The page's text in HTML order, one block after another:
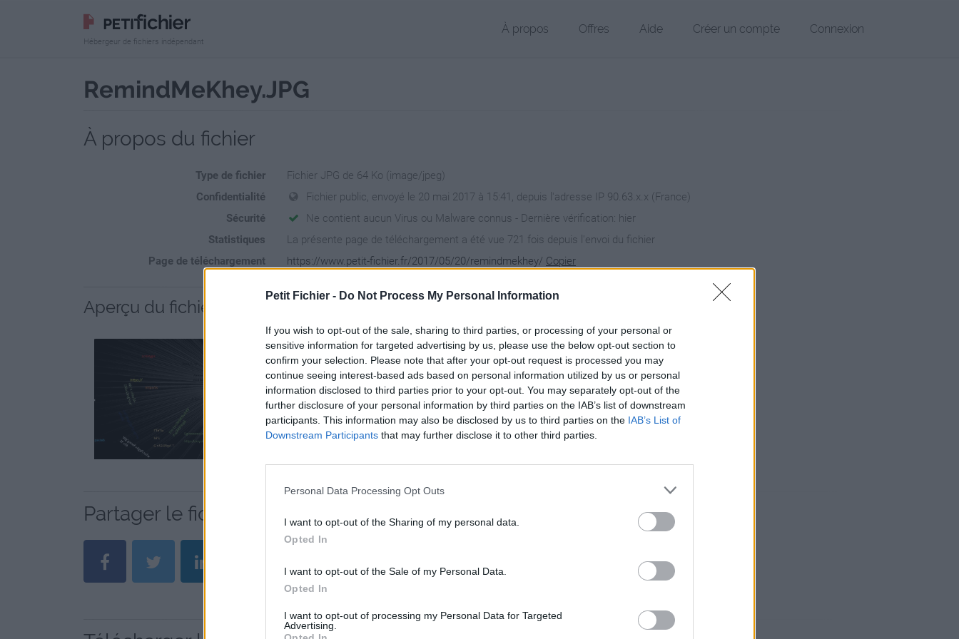
Petit Fichier - Do Not Process My Personal Information
If you wish to opt-out of the sale, sharing to third parties, or processing of your personal or
sensitive information for targeted advertising by us, please use the below opt-out section to
confirm your selection. Please note that after your opt-out request is processed you may
continue seeing interest-based ads based on personal information utilized by us or personal
information disclosed to third parties prior to your opt-out. You may separately opt-out of the
further disclosure of your personal information by third parties on the IAB’s list of downstream
participants. This information may also be disclosed by us to third parties on the IAB’s List of
Downstream Participants that may further disclose it to other third parties.
Personal Data Processing Opt Outs
I want to opt-out of the Sharing of my personal data.
Opted In
I want to opt-out of the Sale of my Personal Data.
Opted In
I want to opt-out of processing my Personal Data for Targeted
Advertising.
Hébergeur de fichiers indépendant
À propos Offres Aide Créer un compte Connexion
RemindMeKhey.JPG
À propos du fichier
Type de fichier
Fichier JPG de 64 Ko (image/jpeg)
Confidentialité
Fichier public, envoyé le 20 mai 2017 à 15:41, depuis l'adresse IP 90.63.x.x (France)
Sécurité
Ne contient aucun Virus ou Malware connus - Dernière vérification: hier
Statistiques
La présente page de téléchargement a été vue 721 fois depuis l'envoi du fichier
Page de téléchargement
https://www.petit-fichier.fr/2017/05/20/remindmekhey/ Copier
Aperçu du fichier
Partager le fichier RemindMeKhey.JPG sur le Web et les réseaux sociaux: